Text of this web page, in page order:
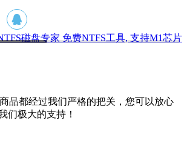
品都经过我们严格的把关，您可以放心
们极大的支持！